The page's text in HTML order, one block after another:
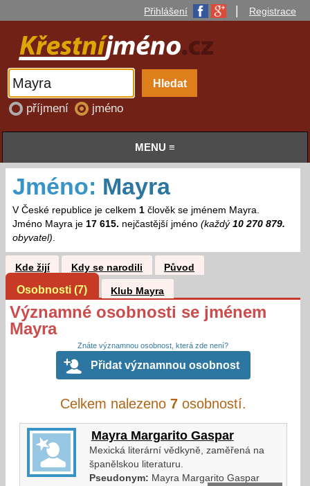
Přihlášení Registrace
příjmení jméno
MENU ≡
Jméno: Mayra
V České republice je celkem 1člověk se jménem Mayra.
Jméno Mayra je 17 615. nejčastější jméno (každý 10 270 879.
obyvatel).
Kde žijí Kdy se narodili Původ
Osobnosti (7) Klub Mayra
Významné osobnosti se jménem
Mayra
Znáte významnou osobnost, která zde není?
Přidat významnou osobnost
Celkem nalezeno 7osobností.
Mayra Margarito Gaspar
Mexická literární vědkyně, zaměřená na
španělskou literaturu.
Pseudonym: Mayra Margarito Gaspar